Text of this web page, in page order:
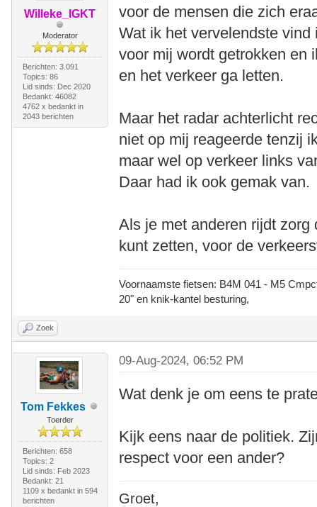
Willeke_IGKT
Moderator
Berichten: 3.091
Topics: 86
Lid sinds: Dec 2020
Bedankt: 46082
4762 x bedankt in
2043 berichten
voor de mensen die zich
Wat ik het vervelendste
voor mij wordt getrokken en
en het verkeer ga letten.
Maar het radar achterlicht
niet op mij reageerde tenzij
maar wel op verkeer links
Daar had ik ook gemak van.
Als je met anderen rijdt
kunt zetten, voor de
Voornaamste fietsen: B4M 041 - M5
20" en knik-kantel besturing,
Zoek
Tom Fekkes
Toerder
Berichten: 658
Topics: 2
Lid sinds: Feb 2023
Bedankt: 21
1109 x bedankt in 594
berichten
09-Aug-2024, 06:52 PM
Wat denk je om eens te
Kijk eens naar de politiek.
respect voor een ander?
Groet,